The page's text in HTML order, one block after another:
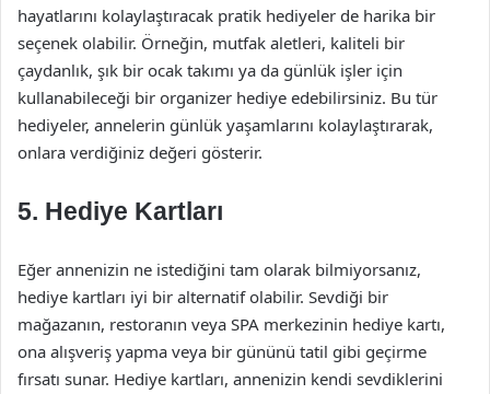
hayatlarını kolaylaştıracak pratik hediyeler de harika bir
seçenek olabilir. Örneğin, mutfak aletleri, kaliteli bir
çaydanlık, şık bir ocak takımı ya da günlük işler için
kullanabileceği bir organizer hediye edebilirsiniz. Bu tür
hediyeler, annelerin günlük yaşamlarını kolaylaştırarak,
onlara verdiğiniz değeri gösterir.
5. Hediye Kartları
Eğer annenizin ne istediğini tam olarak bilmiyorsanız,
hediye kartları iyi bir alternatif olabilir. Sevdiği bir
mağazanın, restoranın veya SPA merkezinin hediye kartı,
ona alışveriş yapma veya bir gününü tatil gibi geçirme
fırsatı sunar. Hediye kartları, annenizin kendi sevdiklerini